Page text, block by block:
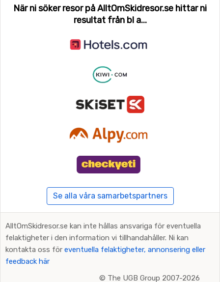
När ni söker resor på AlltOmSkidresor.se hittar ni
resultat från bl a...
Se alla våra samarbetspartners
AlltOmSkidresor.se kan inte hållas ansvariga för eventuella
felaktigheter i den information vi tillhandahåller. Ni kan
kontakta oss för eventuella felaktigheter, annonsering eller
feedback här
© The UGB Group 2007-2026